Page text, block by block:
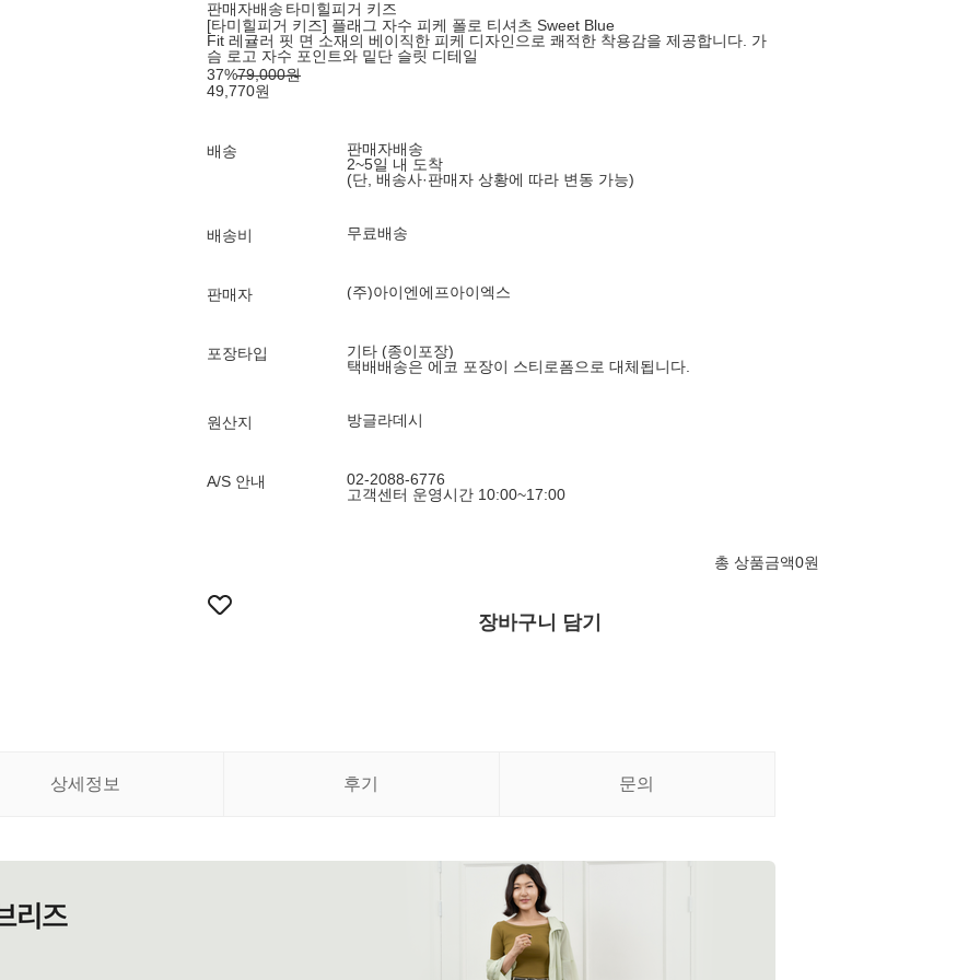
판매자배송 타미힐피거 키즈
[타미힐피거 키즈] 플래그 자수 피케 폴로 티셔츠 Sweet Blue
Fit 레귤러 핏 면 소재의 베이직한 피케 디자인으로 쾌적한 착용감을 제공합니다. 가
슴 로고 자수 포인트와 밑단 슬릿 디테일
37%79,000원
49,770원
배송
판매자배송
2~5일 내 도착
(단, 배송사·판매자 상황에 따라 변동 가능)
배송비 무료배송
판매자 (주)아이엔에프아이엑스
포장타입
기타 (종이포장)
택배배송은 에코 포장이 스티로폼으로 대체됩니다.
원산지 방글라데시
A/S 안내
02-2088-6776
고객센터 운영시간 10:00~17:00
총 상품금액0원
장바구니 담기
상세정보 후기 문의